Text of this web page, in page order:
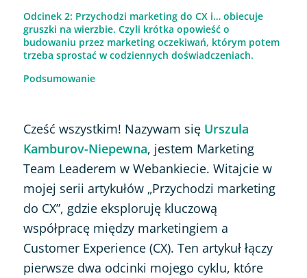
Odcinek 2: Przychodzi marketing do CX i… obiecuje
gruszki na wierzbie. Czyli krótka opowieść o
budowaniu przez marketing oczekiwań, którym potem
trzeba sprostać w codziennych doświadczeniach.
Podsumowanie
Cześć wszystkim! Nazywam się Urszula
Kamburov-Niepewna, jestem Marketing
Team Leaderem w Webankiecie. Witajcie w
mojej serii artykułów „Przychodzi marketing
do CX”, gdzie eksploruję kluczową
współpracę między marketingiem a
Customer Experience (CX). Ten artykuł łączy
pierwsze dwa odcinki mojego cyklu, które